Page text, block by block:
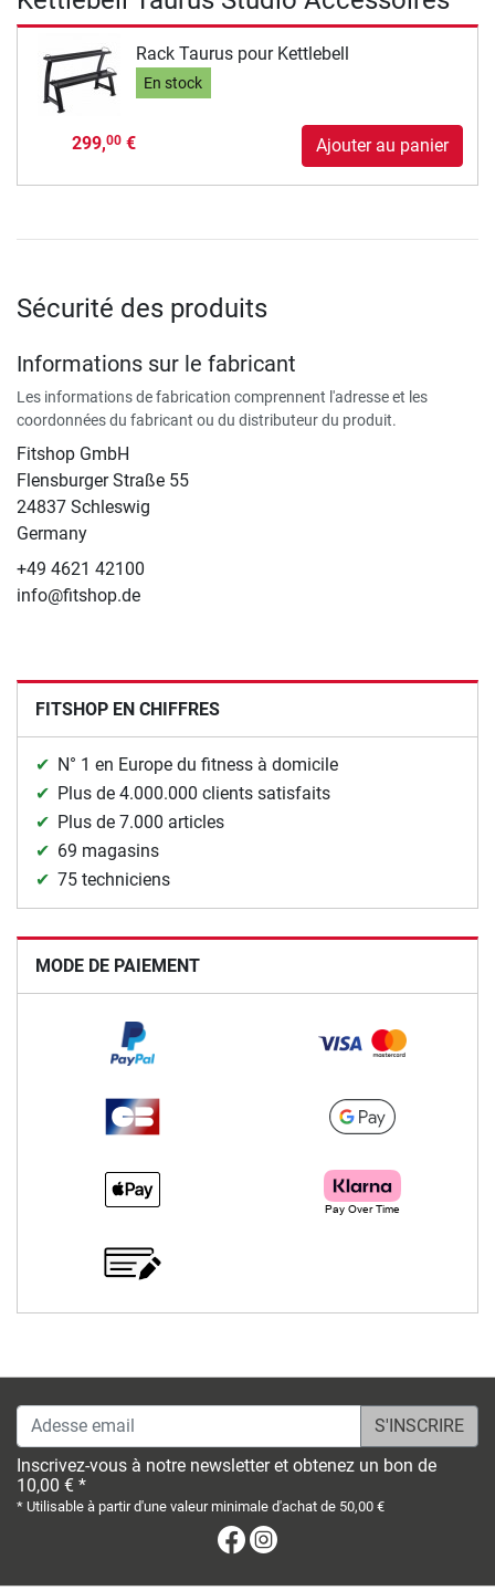
Rack Taurus pour Kettlebell
En stock
299,00€ Ajouter au panier
Sécurité des produits
Informations sur le fabricant
Les informations de fabrication comprennent l'adresse et les
coordonnées du fabricant ou du distributeur du produit.
Fitshop GmbH
Flensburger Straße 55
24837 Schleswig
Germany
+49 4621 42100
info@fitshop.de
FITSHOP EN CHIFFRES
N° 1 en Europe du fitness à domicile
Plus de 4.000.000 clients satisfaits
Plus de 7.000 articles
69 magasins
75 techniciens
MODE DE PAIEMENT
Adesse email
Inscrivez-vous à notre newsletter et obtenez un bon de
10,00 € *
* Utilisable à partir d'une valeur minimale d'achat de 50,00 €
Facebook